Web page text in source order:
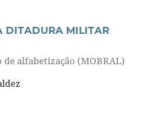
DITADURA MILITAR
alfabetização (MOBRAL)